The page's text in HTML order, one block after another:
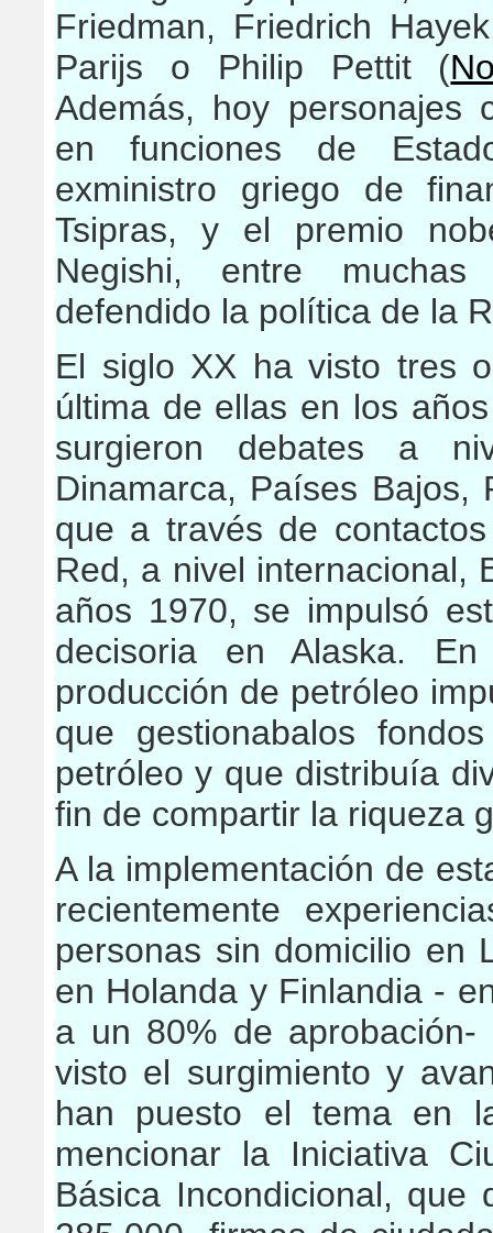
Friedman, Friedrich
Parijs o Philip Pettit (
Además, hoy personajes
en funciones de
exministro griego de
Tsipras, y el premio
Negishi, entre muchas
defendido la política de la
El siglo XX ha visto tres
última de ellas en los
surgieron debates a
Dinamarca, Países Bajos,
que a través de
Red, a nivel internacional,
años 1970, se impulsó
decisoria en Alaska.
producción de petróleo
que gestionabalos
petróleo y que distribuía
fin de compartir la riqueza
A la implementación de
recientemente
personas sin domicilio en
en Holanda y Finlandia -
a un 80% de aprobación-
visto el surgimiento y
han puesto el tema en
mencionar la Iniciativa
Básica Incondicional,